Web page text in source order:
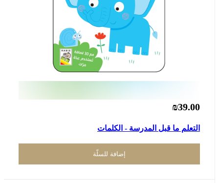
₪39.00
التعلم ما قبل المدرسة - الكلمات
إضافة للسلّة